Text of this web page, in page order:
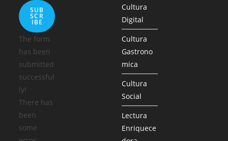
SUB
SCR
IBE
The form
has been
submitted
successful
ly!
There has
been
some
Cultura
Digital
Cultura
Gastrono
mica
Cultura
Social
Lectura
Enriquece